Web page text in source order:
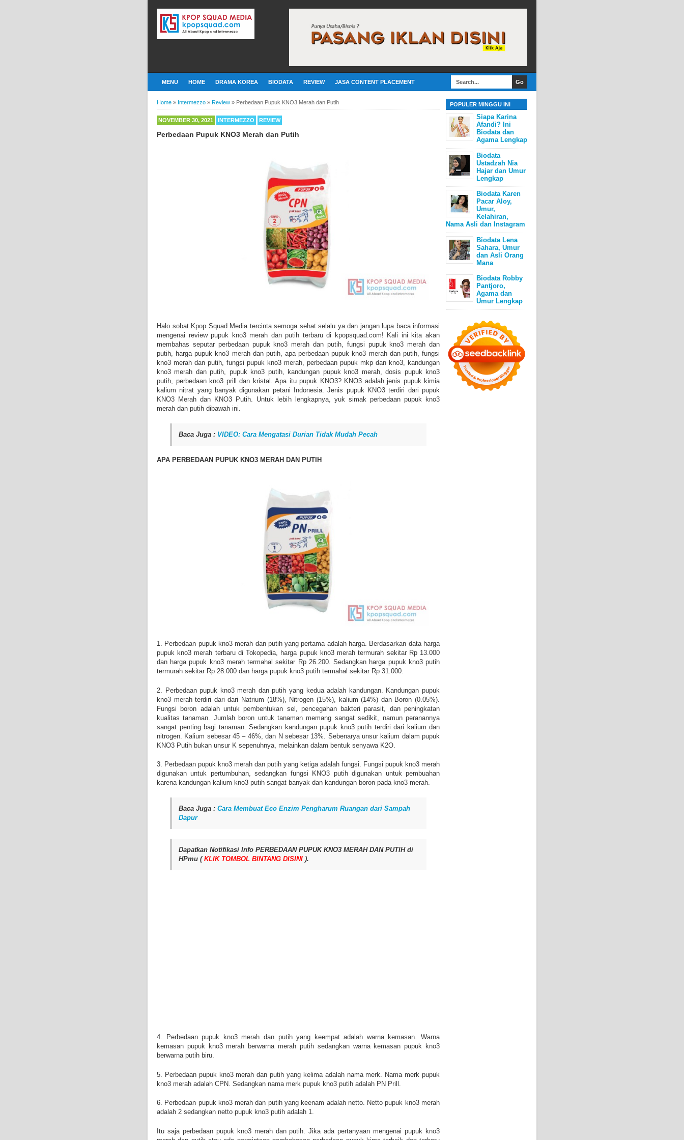
MENU HOME DRAMA KOREA BIODATA REVIEW JASA CONTENT PLACEMENT
Home » Intermezzo » Review » Perbedaan Pupuk KNO3 Merah dan Putih
NOVEMBER 30, 2021 INTERMEZZO REVIEW
Perbedaan Pupuk KNO3 Merah dan Putih
Halo sobat Kpop Squad Media tercinta semoga sehat selalu ya dan jangan lupa baca informasi
mengenai review pupuk kno3 merah dan putih terbaru di kpopsquad.com! Kali ini kita akan
membahas seputar perbedaan pupuk kno3 merah dan putih, fungsi pupuk kno3 merah dan
putih, harga pupuk kno3 merah dan putih, apa perbedaan pupuk kno3 merah dan putih, fungsi
kno3 merah dan putih, fungsi pupuk kno3 merah, perbedaan pupuk mkp dan kno3, kandungan
kno3 merah dan putih, pupuk kno3 putih, kandungan pupuk kno3 merah, dosis pupuk kno3
putih, perbedaan kno3 prill dan kristal. Apa itu pupuk KNO3? KNO3 adalah jenis pupuk kimia
kalium nitrat yang banyak digunakan petani Indonesia. Jenis pupuk KNO3 terdiri dari pupuk
KNO3 Merah dan KNO3 Putih. Untuk lebih lengkapnya, yuk simak perbedaan pupuk kno3
merah dan putih dibawah ini.
Baca Juga : VIDEO: Cara Mengatasi Durian Tidak Mudah Pecah
APA PERBEDAAN PUPUK KNO3 MERAH DAN PUTIH
1. Perbedaan pupuk kno3 merah dan putih yang pertama adalah harga. Berdasarkan data harga
pupuk kno3 merah terbaru di Tokopedia, harga pupuk kno3 merah termurah sekitar Rp 13.000
dan harga pupuk kno3 merah termahal sekitar Rp 26.200. Sedangkan harga pupuk kno3 putih
termurah sekitar Rp 28.000 dan harga pupuk kno3 putih termahal sekitar Rp 31.000.
2. Perbedaan pupuk kno3 merah dan putih yang kedua adalah kandungan. Kandungan pupuk
kno3 merah terdiri dari dari Natrium (18%), Nitrogen (15%), kalium (14%) dan Boron (0.05%).
Fungsi boron adalah untuk pembentukan sel, pencegahan bakteri parasit, dan peningkatan
kualitas tanaman. Jumlah boron untuk tanaman memang sangat sedikit, namun peranannya
sangat penting bagi tanaman. Sedangkan kandungan pupuk kno3 putih terdiri dari kalium dan
nitrogen. Kalium sebesar 45 – 46%, dan N sebesar 13%. Sebenarya unsur kalium dalam pupuk
KNO3 Putih bukan unsur K sepenuhnya, melainkan dalam bentuk senyawa K2O.
3. Perbedaan pupuk kno3 merah dan putih yang ketiga adalah fungsi. Fungsi pupuk kno3 merah
digunakan untuk pertumbuhan, sedangkan fungsi KNO3 putih digunakan untuk pembuahan
karena kandungan kalium kno3 putih sangat banyak dan kandungan boron pada kno3 merah.
Baca Juga : Cara Membuat Eco Enzim Pengharum Ruangan dari Sampah
Dapur
Dapatkan Notifikasi Info PERBEDAAN PUPUK KNO3 MERAH DAN PUTIH di
HPmu (KLIK TOMBOL BINTANG DISINI ).
4.
Perbedaan pupuk kno3 merah dan putih yang keempat adalah warna kemasan. Warna
kemasan pupuk kno3 merah berwarna merah putih sedangkan warna kemasanpupuk kno3
berwarna putih biru.
5. Perbedaan pupuk kno3 merah dan putih yang kelima adalah nama merk. Nama merkpupuk
kno3 merah adalah CPN. Sedangkan nama merk pupuk kno3 putih adalah PN Prill.
6. Perbedaan pupuk kno3 merah dan putih yang keenam adalah netto. Nettopupuk kno3 merah
adalah 2 sedangkan netto pupuk kno3 putih adalah 1.
Itu saja perbedaan pupuk kno3 merah dan putih. Jika ada pertanyaan mengenai pupuk kno3
POPULER MINGGU INI
Siapa Karina
Afandi? Ini
Biodata dan
Agama Lengkap
Biodata
Ustadzah Nia
Hajar dan Umur
Lengkap
Biodata Karen
Pacar Aloy,
Umur,
Kelahiran,
Nama Asli dan Instagram
Biodata Lena
Sahara, Umur
dan Asli Orang
Mana
Biodata Robby
Pantjoro,
Agama dan
Umur Lengkap